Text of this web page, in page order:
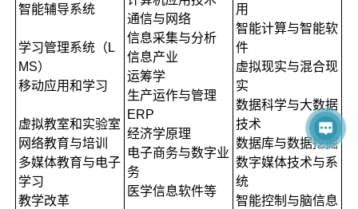
智能辅导系统
学习管理系统（L
MS）
移动应用和学习
虚拟教室和实验室
网络教育与培训
多媒体教育与电子
学习
教学改革
通信与网络
信息采集与分析
信息产业
运筹学
生产运作与管理
ERP
经济学原理
电子商务与数字业
务
医学信息软件等
用
智能计算与智能软
件
虚拟现实与混合现
实
数据科学与大数据
技术
数据库与数据挖掘
数字媒体技术与系
统
智能控制与脑信息